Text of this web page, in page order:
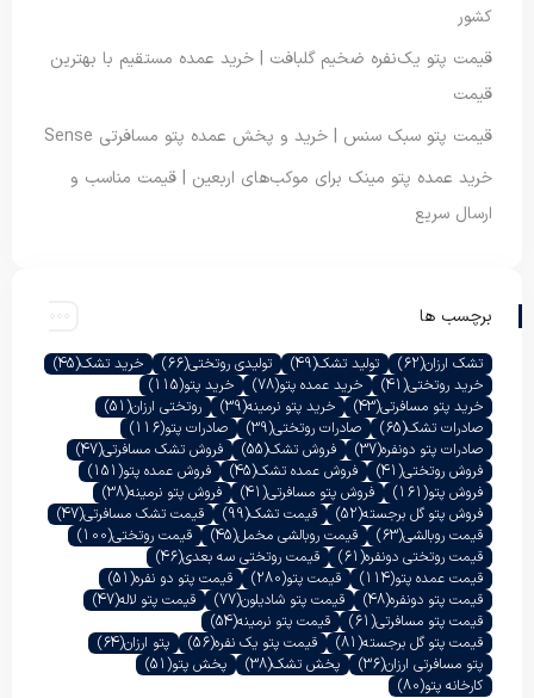
کشور
قیمت پتو یک‌نفره ضخیم گلبافت | خرید عمده مستقیم با بهترین
قیمت
قیمت پتو سبک سنس | خرید و پخش عمده پتو مسافرتی Sense
خرید عمده پتو مینک برای موکب‌های اربعین | قیمت مناسب و
ارسال سریع
برچسب ها
تشک ارزان(62) تولید تشک(49) تولیدی روتختی(66) خرید تشک(45)
خرید روتختی(41) خرید عمده پتو(78) خرید پتو(115)
خرید پتو مسافرتی(43) خرید پتو نرمینه(39) روتختی ارزان(51)
صادرات تشک(65) صادرات روتختی(39) صادرات پتو(116)
صادرات پتو دونفره(37) فروش تشک(55) فروش تشک مسافرتی(47)
فروش روتختی(41) فروش عمده تشک(45) فروش عمده پتو(151)
فروش پتو(161) فروش پتو مسافرتی(41) فروش پتو نرمینه(38)
فروش پتو گل برجسته(52) قیمت تشک(99) قیمت تشک مسافرتی(47)
قیمت روبالشی(63) قیمت روبالشی مخمل(45) قیمت روتختی(100)
قیمت روتختی دونفره(61) قیمت روتختی سه بعدی(46)
قیمت عمده پتو(114) قیمت پتو(280) قیمت پتو دو نفره(51)
قیمت پتو دونفره(48) قیمت پتو شادیلون(77) قیمت پتو لاله(47)
قیمت پتو مسافرتی(61) قیمت پتو نرمینه(54)
قیمت پتو گل برجسته(81) قیمت پتو یک نفره(56) پتو ارزان(64)
پتو مسافرتی ارزان(36) پخش تشک(38) پخش پتو(51)
کارخانه پتو(80)